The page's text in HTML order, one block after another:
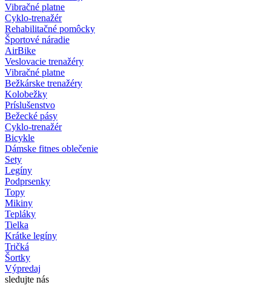
Vibračné platne
Cyklo-trenažér
Rehabilitačné pomôcky
Športové náradie
AirBike
Veslovacie trenažéry
Vibračné platne
Bežkárske trenažéry
Kolobežky
Príslušenstvo
Bežecké pásy
Cyklo-trenažér
Bicykle
Dámske fitnes oblečenie
Sety
Legíny
Podprsenky
Topy
Mikiny
Tepláky
Tielka
Krátke legíny
Tričká
Šortky
Výpredaj
sledujte nás